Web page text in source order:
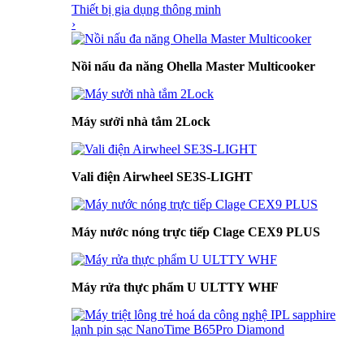
Thiết bị gia dụng thông minh
›
Nồi nấu đa năng Ohella Master Multicooker
Máy sưởi nhà tắm 2Lock
Vali điện Airwheel SE3S-LIGHT
Máy nước nóng trực tiếp Clage CEX9 PLUS
Máy rửa thực phẩm U ULTTY WHF